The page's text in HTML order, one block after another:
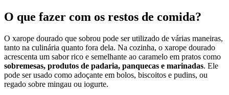
O que fazer com os restos de comida?
O xarope dourado que sobrou pode ser utilizado de várias maneiras,
tanto na culinária quanto fora dela. Na cozinha, o xarope dourado
acrescenta um sabor rico e semelhante ao caramelo em pratos como
sobremesas, produtos de padaria, panquecas e marinadas. Ele
pode ser usado como adoçante em bolos, biscoitos e pudins, ou
regado sobre mingau ou iogurte.